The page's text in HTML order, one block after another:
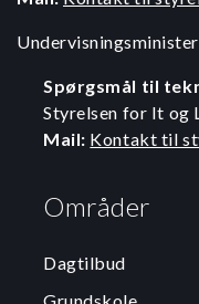
Spørgsmål til
Styrelsen for It og
Mail: Kontakt til
Områder
Dagtilbud